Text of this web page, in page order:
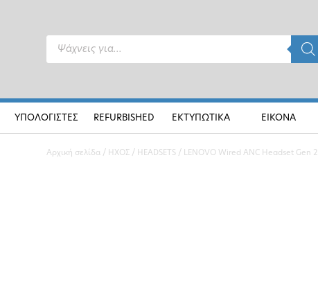
search
ΥΠΟΛΟΓΙΣΤΕΣ REFURBISHED ΕΚΤΥΠΩΤΙΚΑ ΕΙΚΟΝΑ
Αρχική σελίδα / ΗΧΟΣ / HEADSETS / LENOVO Wired ANC Headset Gen 2